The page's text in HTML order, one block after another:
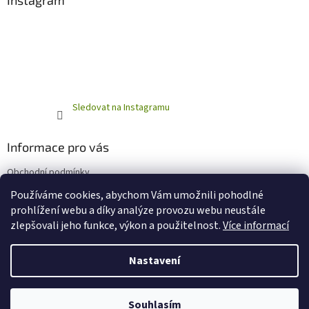
Používáme cookies, abychom Vám umožnili pohodlné
prohlížení webu a díky analýze provozu webu neustále
zlepšovali jeho funkce, výkon a použitelnost.Více informací
Nastavení
Souhlasím
Sledovat na Instagramu
Informace pro vás
Obchodní podmínky
Podmínky ochrany osobních údajů
Copyright 2026Horňácká farma - Eshop. Všechna práva
vyhrazena.